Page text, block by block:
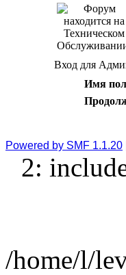
Вход для
Имя
Powered by SMF 1.1.20
2:
/home/l/